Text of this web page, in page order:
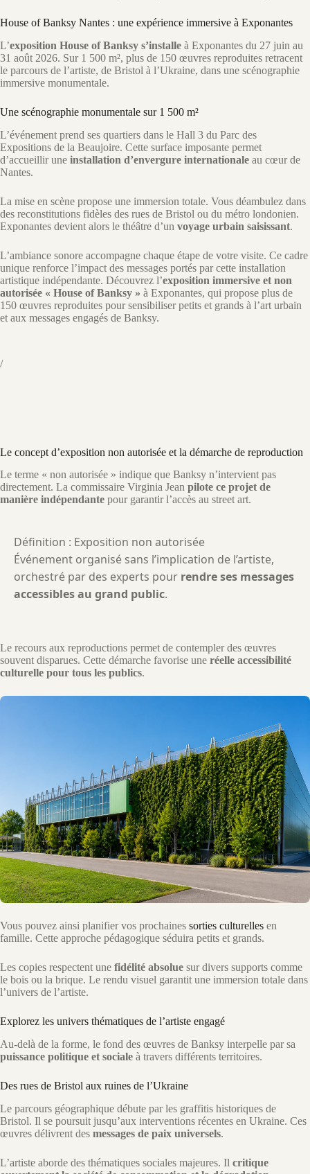
House of Banksy Nantes : une expérience immersive à Exponantes
L’exposition House of Banksy s’installe à Exponantes du 27 juin au
31 août 2026. Sur 1 500 m², plus de 150 œuvres reproduites retracent
le parcours de l’artiste, de Bristol à l’Ukraine, dans une scénographie
immersive monumentale.
Une scénographie monumentale sur 1 500 m²
L’événement prend ses quartiers dans le Hall 3 du Parc des
Expositions de la Beaujoire. Cette surface imposante permet
d’accueillir une installation d’envergure internationale au cœur de
Nantes.
La mise en scène propose une immersion totale. Vous déambulez dans
des reconstitutions fidèles des rues de Bristol ou du métro londonien.
Exponantes devient alors le théâtre d’un voyage urbain saisissant.
L’ambiance sonore accompagne chaque étape de votre visite. Ce cadre
unique renforce l’impact des messages portés par cette installation
artistique indépendante. Découvrez l’exposition immersive et non
autorisée « House of Banksy » à Exponantes, qui propose plus de
150 œuvres reproduites pour sensibiliser petits et grands à l’art urbain
et aux messages engagés de Banksy.
/
Le concept d’exposition non autorisée et la démarche de reproduction
Le terme « non autorisée » indique que Banksy n’intervient pas
directement. La commissaire Virginia Jean pilote ce projet de
manière indépendante pour garantir l’accès au street art.
Définition : Exposition non autorisée
Événement organisé sans l’implication de l’artiste,
orchestré par des experts pour rendre ses messages
accessibles au grand public.
Le recours aux reproductions permet de contempler des œuvres
souvent disparues. Cette démarche favorise une réelle accessibilité
culturelle pour tous les publics.
Vous pouvez ainsi planifier vos prochaines sorties culturelles en
famille. Cette approche pédagogique séduira petits et grands.
Les copies respectent une fidélité absolue sur divers supports comme
le bois ou la brique. Le rendu visuel garantit une immersion totale dans
l’univers de l’artiste.
Explorez les univers thématiques de l’artiste engagé
Au-delà de la forme, le fond des œuvres de Banksy interpelle par sa
puissance politique et sociale à travers différents territoires.
Des rues de Bristol aux ruines de l’Ukraine
Le parcours géographique débute par les graffitis historiques de
Bristol. Il se poursuit jusqu’aux interventions récentes en Ukraine. Ces
œuvres délivrent des messages de paix universels.
L’artiste aborde des thématiques sociales majeures. Il critique